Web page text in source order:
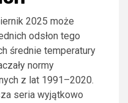
2025 może
odsłon tego
średnie temperatury
normy
z lat 1991–2020.
seria wyjątkowo